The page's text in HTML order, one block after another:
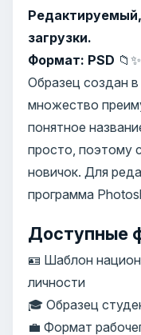
загрузки.
Формат: PSD 📁✨
Образец создан
множество
понятное
просто, поэтому
новичок. Для
программа
Доступные
🪪 Шаблон
личности
🎓 Образец
💼 Формат